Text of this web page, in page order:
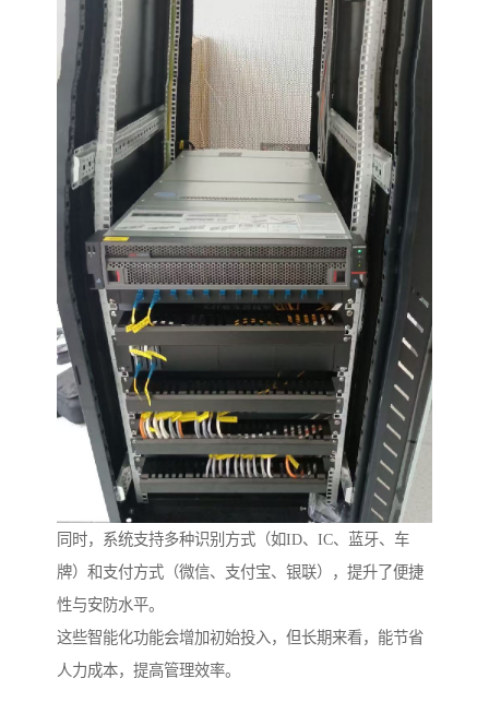
同时，系统支持多种识别方式（如ID、IC、蓝牙、车
牌）和支付方式（微信、支付宝、银联），提升了便捷
性与安防水平。
这些智能化功能会增加初始投入，但长期来看，能节省
人力成本，提高管理效率。